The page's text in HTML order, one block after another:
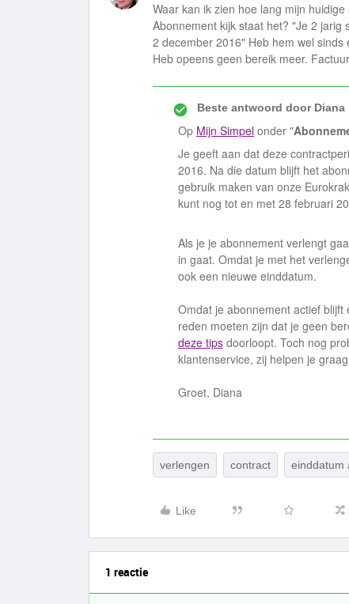
Waar kan ik zien hoe lang mijn
Abonnement kijk staat het? "Je 2
2 december 2016" Heb hem wel
Heb opeens geen bereik meer.
Beste antwoord doorDiana
Op Mijn Simpel onder "
Je geeft aan dat deze
2016. Na die datum blijft het
gebruik maken van onze
kunt nog tot en met 28 februari
Als je je abonnement verlengt
in gaat. Omdat je met het
ook een nieuwe einddatum.
Omdat je abonnement actief
reden moeten zijn dat je geen
deze tips doorloopt. Toch nog
klantenservice, zij helpen je
Groet, Diana
verlengen contract einddatum
Like
1 reactie